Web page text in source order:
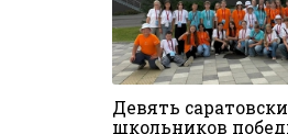
Девять
школьников